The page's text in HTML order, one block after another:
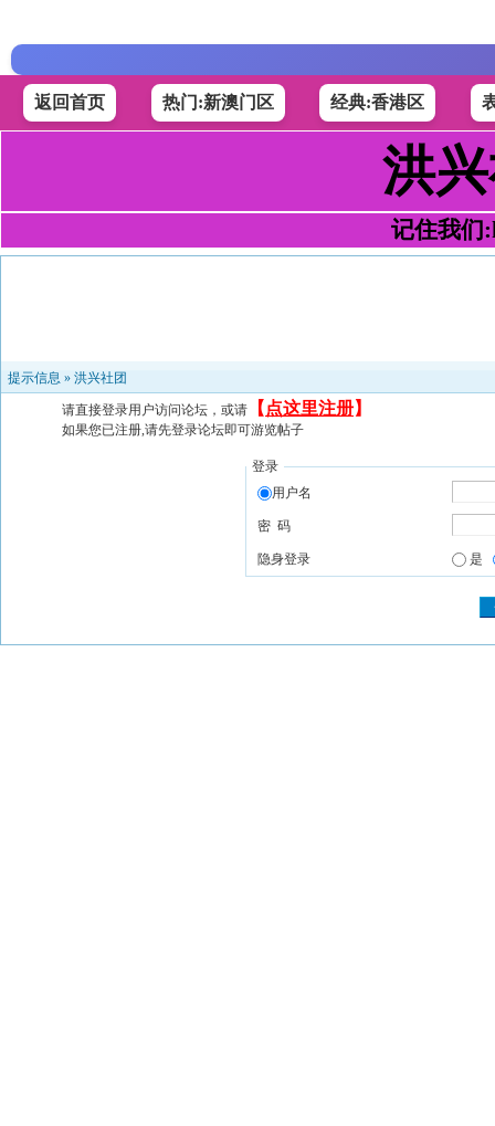
返回首页 热门:新澳门区 经典:香港区
洪
记住我们
提示信息 » 洪兴社团
请直接登录用户访问论坛，或请 【 点这里注册】
如果您已注册,请先登录论坛即可游览帖子
登录
用户名
密 码
隐身登录 是